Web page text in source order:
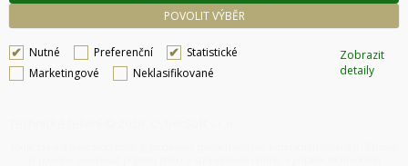
POVOLIT VÝBĚR
Nutné Preferenční
Statistické
Marketingové
Neklasifikované
Zobrazit
detaily